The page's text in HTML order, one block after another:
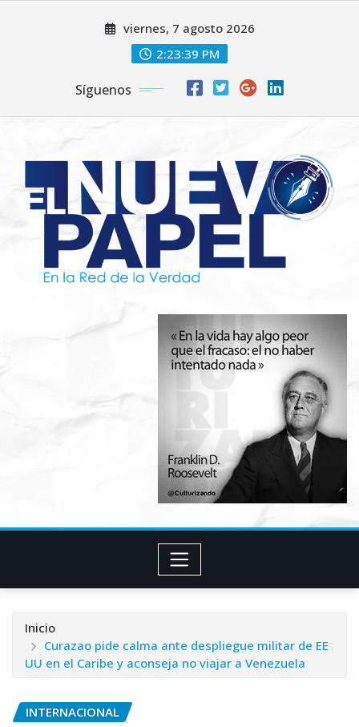
viernes, 7 agosto 2026
2:23:41 PM
Síguenos
Inicio
Curazao pide calma ante despliegue militar de EE
UU en el Caribe y aconseja no viajar a Venezuela
INTERNACIONAL